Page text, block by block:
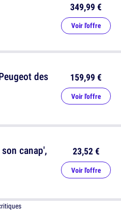
des
159,99 €
Voir l'offre
349,99 €
Voir l'offre
canap',
23,52 €
Voir l'offre